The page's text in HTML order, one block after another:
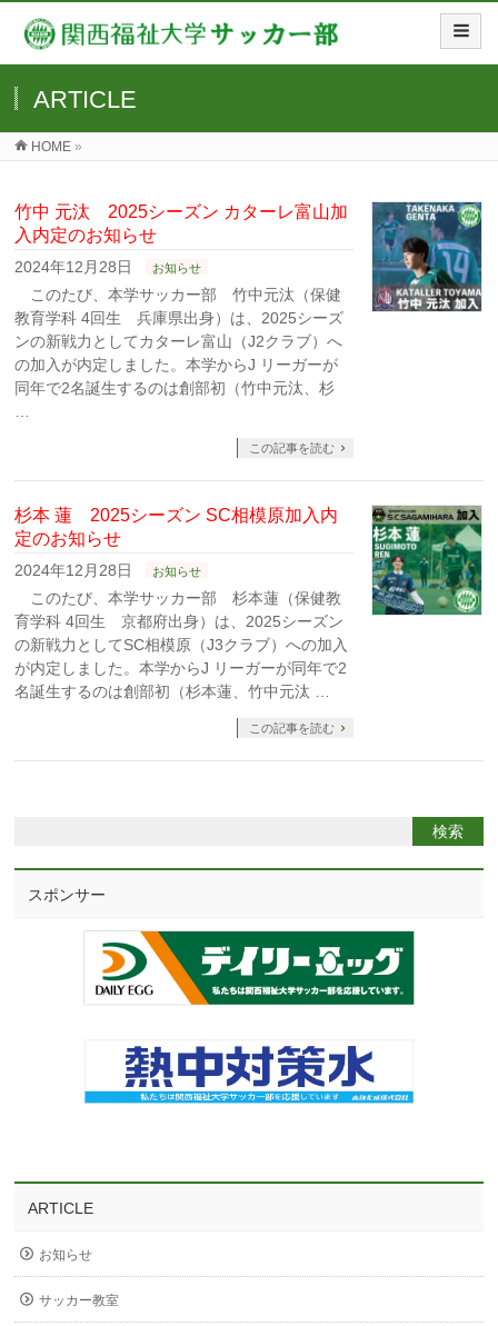
ARTICLE
HOME »
竹中 元汰 2025シーズン カターレ富山加
入内定のお知らせ
2024年12月28日 お知らせ
このたび、本学サッカー部 竹中元汰（保健
教育学科 4回生 兵庫県出身）は、2025シーズ
ンの新戦力としてカターレ富山（J2クラブ）へ
の加入が内定しました。本学からJ リーガーが
同年で2名誕生するのは創部初（竹中元汰、杉
この記事を読む
杉本 蓮 2025シーズン SC相模原加入内
定のお知らせ
2024年12月28日 お知らせ
このたび、本学サッカー部 杉本蓮（保健教
育学科 4回生 京都府出身）は、2025シーズン
の新戦力としてSC相模原（J3クラブ）への加入
が内定しました。本学からJ リーガーが同年で2
名誕生するのは創部初（杉本蓮、竹中元汰 …
この記事を読む
スポンサー
ARTICLE
お知らせ
サッカー教室